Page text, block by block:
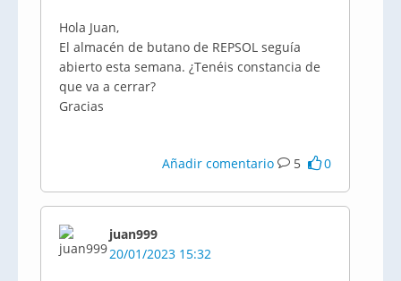
Hola Juan,
El almacén de butano de REPSOL seguía
abierto esta semana. ¿Tenéis constancia de
que va a cerrar?
Gracias
Añadir comentario 5 0
juan999
20/01/2023 15:32